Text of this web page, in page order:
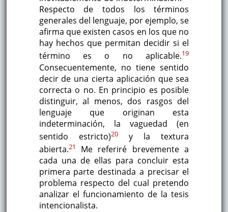
Respecto de todos los términos
generales del lenguaje, por ejemplo, se
afirma que existen casos en los que no
hay hechos que permitan decidir si el
término es o no aplicable.19
Consecuentemente, no tiene sentido
decir de una cierta aplicación que sea
correcta o no. En principio es posible
distinguir, al menos, dos rasgos del
lenguaje que originan esta
indeterminación, la vaguedad (en
sentido estricto)20y la textura
abierta.21
Me referiré brevemente a
cada una de ellas para concluir esta
primera parte destinada a precisar el
problema respecto del cual pretendo
analizar el funcionamiento de la tesis
intencionalista.